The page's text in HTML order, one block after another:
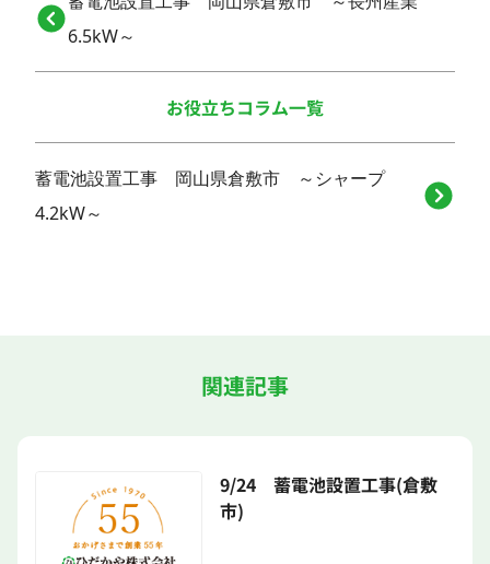
6.5kW～
お役立ちコラム一覧
蓄電池設置工事 岡山県倉敷市 ～シャープ
4.2kW～
関連記事
9/24 蓄電池設置工事(倉敷
市)